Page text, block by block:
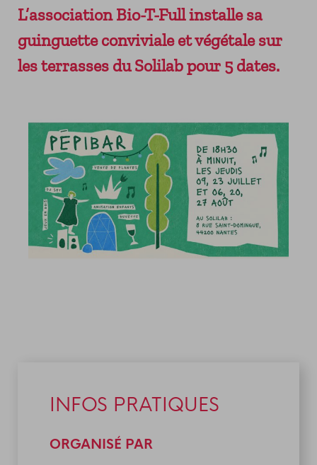
L’association Bio-T-Full installe sa
guinguette conviviale et végétale sur
les terrasses du Solilab pour 5 dates.
INFOS PRATIQUES
ORGANISÉ PAR
ADHÉRER
NEWSLETTER
VENIR AU SOLILAB
LES SERVICES
PERMANENCES GRATUITES
LES ÉVÉNEMENTS ENTREPRENEURIAUX
LE FORUM DES ACHATS INNOVANTS ET
RESPONSABLES